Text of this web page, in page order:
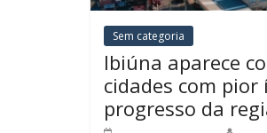
Sem categoria
Ibiúna aparece
cidades com pior
progresso da